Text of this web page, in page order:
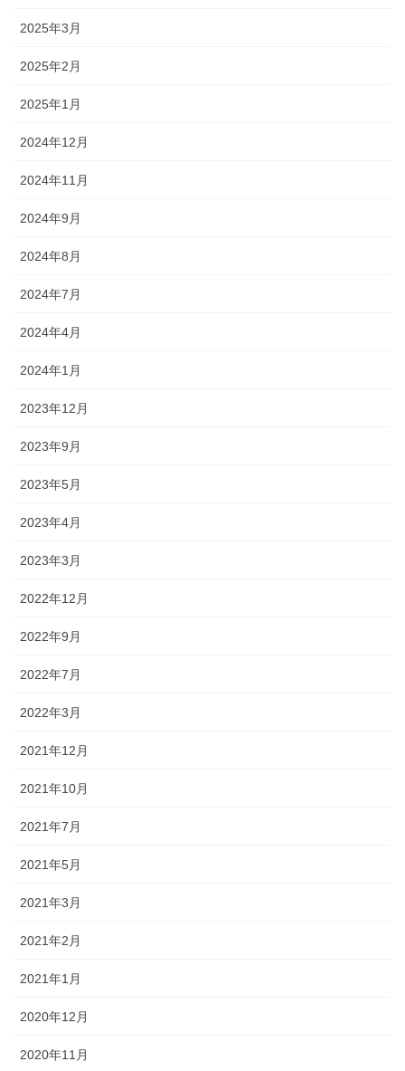
2025年3月
2025年2月
2025年1月
2024年12月
2024年11月
2024年9月
2024年8月
2024年7月
2024年4月
2024年1月
2023年12月
2023年9月
2023年5月
2023年4月
2023年3月
2022年12月
2022年9月
2022年7月
2022年3月
2021年12月
2021年10月
2021年7月
2021年5月
2021年3月
2021年2月
2021年1月
2020年12月
2020年11月